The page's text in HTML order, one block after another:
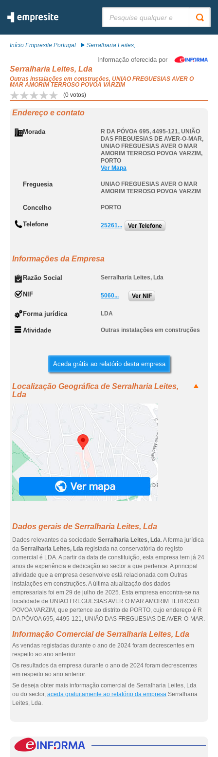
Início Empresite Portugal Serralharia Leites,...
Informação oferecida por
Serralharia Leites, Lda
Outras instalações em construções, UNIAO FREGUESIAS AVER O
MAR AMORIM TERROSO POVOA VARZIM
(0 votos)
Endereço e contato
Morada
R DA PÓVOA 695, 4495-121, UNIÃO
DAS FREGUESIAS DE AVER-O-MAR,
UNIAO FREGUESIAS AVER O MAR
AMORIM TERROSO POVOA VARZIM ,
PORTO
Ver Mapa
Freguesia
UNIAO FREGUESIAS AVER O MAR
AMORIM TERROSO POVOA VARZIM
Concelho PORTO
Telefone 25261... Ver Telefone
Informações da Empresa
Razão Social Serralharia Leites, Lda
NIF 5060... Ver NIF
Forma jurídica LDA
Atividade Outras instalações em construções
Aceda grátis ao relatório desta empresa
Localização Geográfica de Serralharia Leites,
Lda
Dados gerais de Serralharia Leites, Lda
Dados relevantes da sociedade Serralharia Leites, Lda. A forma jurídica
da Serralharia Leites, Lda registada na conservatória do registo
comercial é LDA. A partir da data de constituição, esta empresa tem já 24
anos de experiência e dedicação ao sector a que pertence. A principal
atividade que a empresa desenvolve está relacionada com Outras
instalações em construções. A última atualização dos dados
empresariais foi em 29 de julho de 2025. Esta empresa encontra-se na
localidade de UNIAO FREGUESIAS AVER O MAR AMORIM TERROSO
POVOA VARZIM, que pertence ao distrito de PORTO, cujo endereço é R
DA PÓVOA 695, 4495-121, UNIÃO DAS FREGUESIAS DE AVER-O-MAR.
Informação Comercial de Serralharia Leites, Lda
As vendas registadas durante o ano de 2024 foram decrescentes em
respeito ao ano anterior.
Os resultados da empresa durante o ano de 2024 foram decrescentes
em respeito ao ano anterior.
Se deseja obter mais informação comercial de Serralharia Leites, Lda
ou do sector, aceda gratuitamente ao relatório da empresa Serralharia
Leites, Lda.